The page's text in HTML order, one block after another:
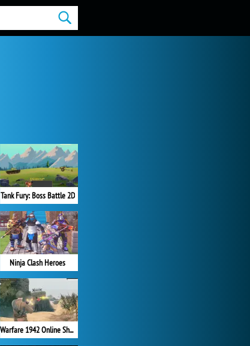
Tank Fury: Boss Battle 2D
Ninja Clash Heroes
Warfare 1942 Online Shooter